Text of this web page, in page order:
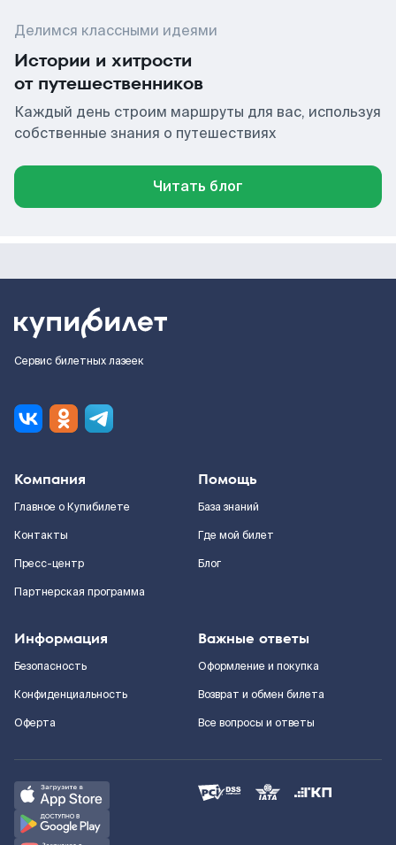
Делимся классными идеями
Истории и хитрости
от путешественников
Каждый день строим маршруты для вас, используя
собственные знания о путешествиях
Читать блог
Сервис билетных лазеек
Компания
Главное о Купибилете
Контакты
Пресс-центр
Партнерская программа
Помощь
База знаний
Где мой билет
Блог
Информация
Безопасность
Конфиденциальность
Оферта
Важные ответы
Оформление и покупка
Возврат и обмен билета
Все вопросы и ответы